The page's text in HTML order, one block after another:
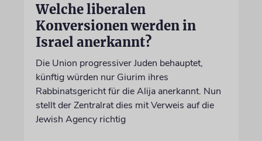
Welche liberalen
Konversionen werden in
Israel anerkannt?
Die Union progressiver Juden behauptet,
künftig würden nur Giurim ihres
Rabbinatsgericht für die Alija anerkannt. Nun
stellt der Zentralrat dies mit Verweis auf die
Jewish Agency richtig